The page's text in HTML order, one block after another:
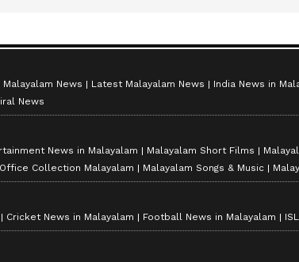
Malayalam News Latest Malayalam News India News in
News
News in Malayalam Malayalam Short Films
Collection Malayalam Malayalam Songs & Music
Cricket News in Malayalam Football News in Malayalam